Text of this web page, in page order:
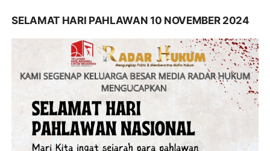
SELAMAT HARI PAHLAWAN 10 NOVEMBER 2024